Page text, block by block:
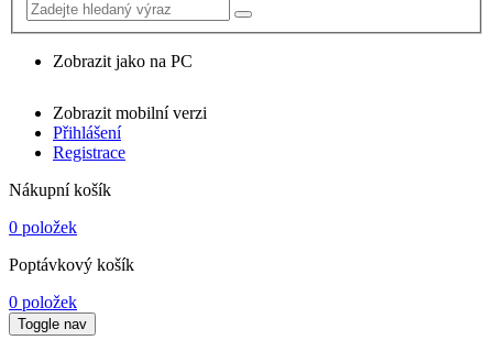
Zobrazit jako na PC
Zobrazit mobilní verzi
Přihlášení
Registrace
Nákupní košík
0 položek
Poptávkový košík
0 položek
Toggle nav